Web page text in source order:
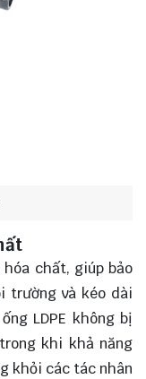
hóa chất, giúp bảo
trường và kéo dài
LDPE không bị
khi khả năng
khỏi các tác nhân